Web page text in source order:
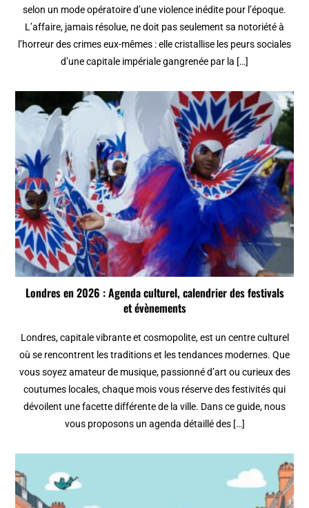
selon un mode opératoire d’une violence inédite pour l’époque.
L’affaire, jamais résolue, ne doit pas seulement sa notoriété à
l’horreur des crimes eux-mêmes : elle cristallise les peurs sociales
d’une capitale impériale gangrenée par la […]
Londres en 2026 : Agenda culturel, calendrier des festivals
et évènements
Londres, capitale vibrante et cosmopolite, est un centre culturel
où se rencontrent les traditions et les tendances modernes. Que
vous soyez amateur de musique, passionné d’art ou curieux des
coutumes locales, chaque mois vous réserve des festivités qui
dévoilent une facette différente de la ville. Dans ce guide, nous
vous proposons un agenda détaillé des […]